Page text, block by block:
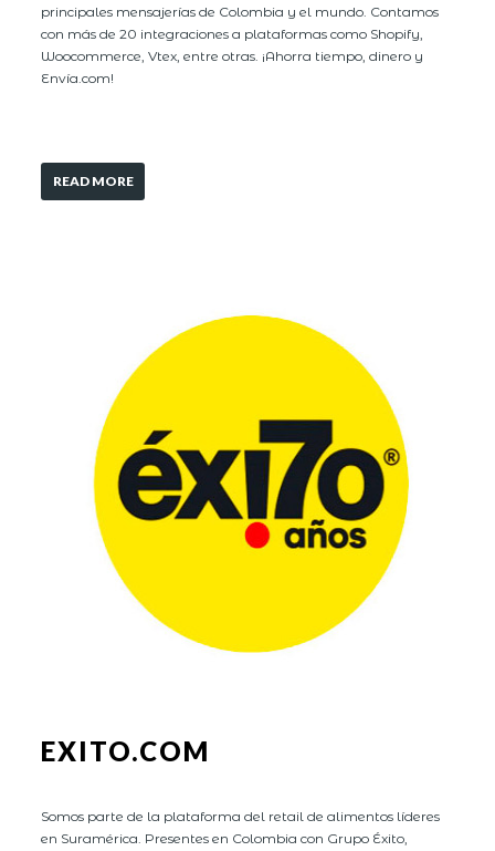
principales mensajerías de Colombia y el mundo. Contamos
con más de 20 integraciones a plataformas como Shopify,
Woocommerce, Vtex, entre otras. ¡Ahorra tiempo, dinero y
Envía.com!
READ MORE
EXITO.COM
Somos parte de la plataforma del retail de alimentos líderes
en Suramérica. Presentes en Colombia con Grupo Éxito,